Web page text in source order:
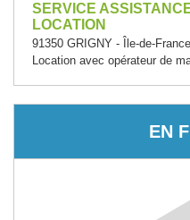
SERVICE
LOCATION
91350 GRIGNY - Île-de-France
Location avec opérateur de
EN